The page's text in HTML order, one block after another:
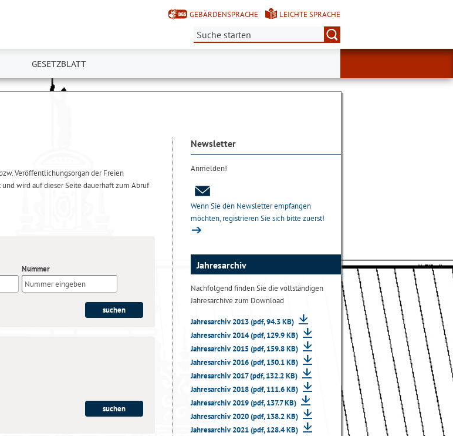
GEBÄRDENSPRACHE
LEICHTE SPRACHE
Suche:
GESETZBLATT
Veröffentlichungsorgan der Freien
wird auf dieser Seite dauerhaft zum Abruf
Nummer
Newsletter
Anmelden!
Wenn Sie den Newsletter empfangen
möchten, registrieren Sie sich bitte zuerst!
Jahresarchiv
Nachfolgend finden Sie die vollständigen
Jahresarchive zum Download
Jahresarchiv 2013 (pdf, 94.3 KB)
Jahresarchiv 2014 (pdf, 129.9 KB)
Jahresarchiv 2015 (pdf, 159.8 KB)
Jahresarchiv 2016 (pdf, 150.1 KB)
Jahresarchiv 2017 (pdf, 132.2 KB)
Jahresarchiv 2018 (pdf, 111.6 KB)
Jahresarchiv 2019 (pdf, 137.7 KB)
Jahresarchiv 2020 (pdf, 138.2 KB)
Jahresarchiv 2021 (pdf, 128.4 KB)